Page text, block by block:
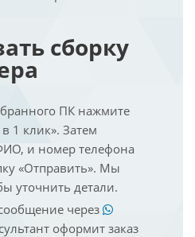
сборку
ПК нажмите
1 клик». Затем
и номер телефона
«Отправить». Мы
уточнить детали.
через
оформит заказ